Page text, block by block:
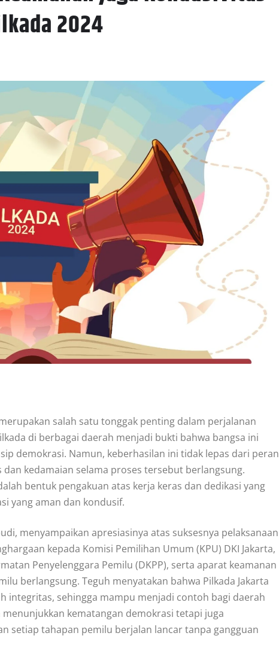
2024
salah satu tonggak penting dalam perjalanan
di berbagai daerah menjadi bukti bahwa bangsa ini
demokrasi. Namun, keberhasilan ini tidak lepas dari peran
kedamaian selama proses tersebut berlangsung.
bentuk pengakuan atas kerja keras dan dedikasi yang
yang aman dan kondusif.
menyampaikan apresiasinya atas suksesnya pelaksanaan
kepada Komisi Pemilihan Umum (KPU) DKI Jakarta,
Penyelenggara Pemilu (DKPP), serta aparat keamanan
berlangsung. Teguh menyatakan bahwa Pilkada Jakarta
integritas, sehingga mampu menjadi contoh bagi daerah
kematangan demokrasi tetapi juga
setiap tahapan pemilu berjalan lancar tanpa gangguan